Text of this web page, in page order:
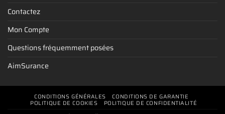
Contactez
Mon Compte
Questions fréquemment posées
AimSurance
CONDITIONS GÉNÉRALES CONDITIONS DE GARANTIE
POLITIQUE DE COOKIES POLITIQUE DE CONFIDENTIALITÉ